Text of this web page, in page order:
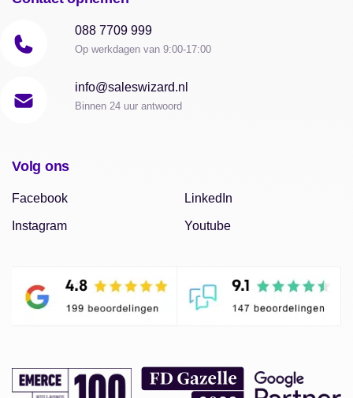
088 7709 999
Op werkdagen van 9:00-17:00
info@saleswizard.nl
Binnen 24 uur antwoord
Volg ons
Facebook
Instagram
LinkedIn
Youtube